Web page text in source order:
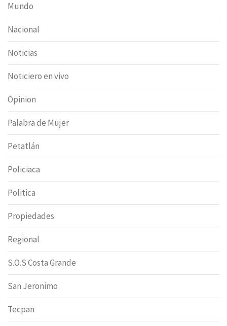
Mundo
Nacional
Noticias
Noticiero en vivo
Opinion
Palabra de Mujer
Petatlán
Policiaca
Politica
Propiedades
Regional
S.O.S Costa Grande
San Jeronimo
Tecpan